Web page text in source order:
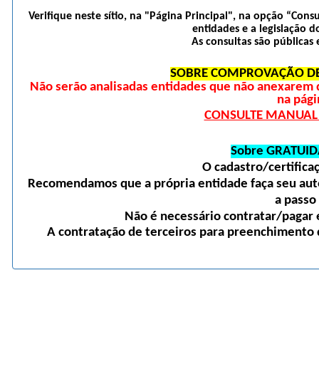
Verifique neste sítio, na "Página Principal", na opção
entidades e a legislação
As consultas são públicas
SOBRE COMPROVAÇÃO
Não serão analisadas entidades que não
na
CONSULTE
Sobre
O cadastro/
Recomendamos que a própria entidade faça seu
a
Não é necessário contratar/
A contratação de terceiros para